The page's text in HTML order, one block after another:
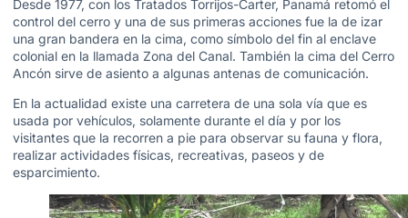
Desde 1977, con los Tratados Torrijos-Carter, Panamá retomó el
control del cerro y una de sus primeras acciones fue la de izar
una gran bandera en la cima, como símbolo del fin al enclave
colonial en la llamada Zona del Canal. También la cima del Cerro
Ancón sirve de asiento a algunas antenas de comunicación.
En la actualidad existe una carretera de una sola vía que es
usada por vehículos, solamente durante el día y por los
visitantes que la recorren a pie para observar su fauna y flora,
realizar actividades físicas, recreativas, paseos y de
esparcimiento.